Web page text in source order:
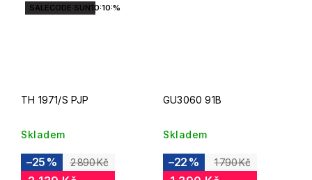
SALECODE:SUN10:10:%
TH 1971/S PJP
Skladem
2 890 Kč
–25 %
GU3060 91B
Skladem
1 790 Kč
–22 %